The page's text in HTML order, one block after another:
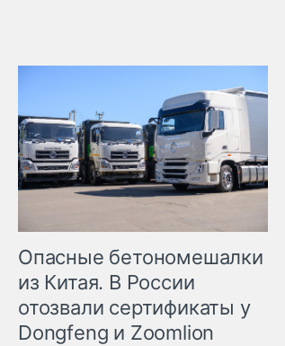
Опасные бетономешалки
из Китая. В России
отозвали сертификаты у
Dongfeng и Zoomlion